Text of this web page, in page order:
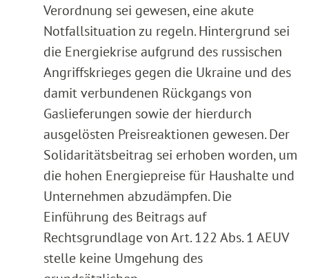
Verordnung sei gewesen, eine akute
Notfallsituation zu regeln. Hintergrund sei
die Energiekrise aufgrund des russischen
Angriffskrieges gegen die Ukraine und des
damit verbundenen Rückgangs von
Gaslieferungen sowie der hierdurch
ausgelösten Preisreaktionen gewesen. Der
Solidaritätsbeitrag sei erhoben worden, um
die hohen Energiepreise für Haushalte und
Unternehmen abzudämpfen. Die
Einführung des Beitrags auf
Rechtsgrundlage von Art. 122 Abs. 1 AEUV
stelle keine Umgehung des